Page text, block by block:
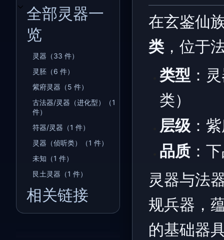
全部灵器一
览
开关全部灵器一览子章节
灵器（33 件）
灵胚（6 件）
紫府灵器（5 件）
古法器/灵器（进化型）（1
件）
符器/灵器（1 件）
灵器（侦听类）（1 件）
未知（1 件）
艮土灵器（1 件）
相关链接
在玄鉴仙
类 ，位于
类型 ：
类）
层级 ：
品质 ：
灵器与法
规兵器，
的基础器